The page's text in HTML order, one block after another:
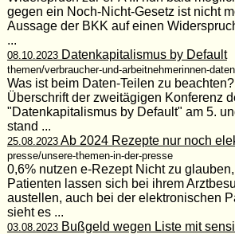
gegen ein Noch-Nicht-Gesetz ist nicht
Aussage der BKK auf einen
...
08.10.2023Datenkapitalismus by Default
themen/verbraucher-und-arbeitnehmerinnen-
Was ist beim Daten-Teilen zu
Überschrift der zweitägigen Konferenz
"Datenkapitalismus by Default" am 5.
stand ...
25.08.2023Ab 2024 Rezepte nur noch
presse/unsere-themen-in-der-presse
0,6% nutzen e-Rezept Nicht zu
Patienten lassen sich bei ihrem
austellen, auch bei der elektronischen
sieht es ...
03.08.2023Bußgeld wegen Liste mit